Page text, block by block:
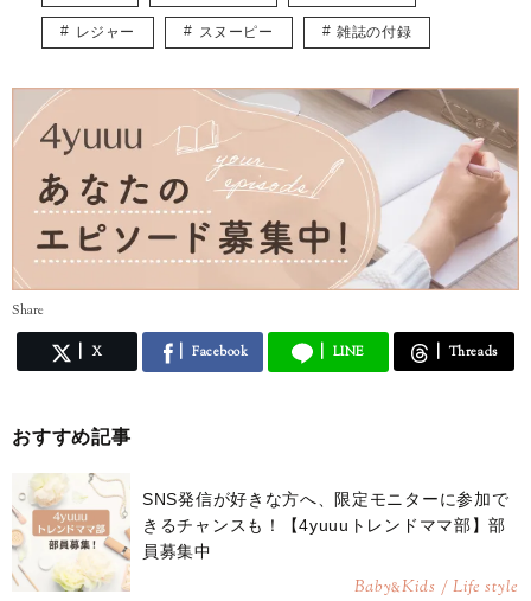
レジャー スヌーピー 雑誌の付録
Share
X Facebook LINE Threads
おすすめ記事
SNS発信が好きな方へ、限定モニターに参加で
きるチャンスも！【4yuuuトレンドママ部】部
員募集中
Baby&Kids / Life style